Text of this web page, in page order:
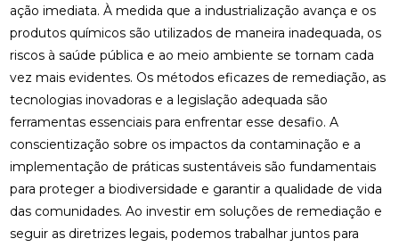
ação imediata. À medida que a industrialização avança e os
produtos químicos são utilizados de maneira inadequada, os
riscos à saúde pública e ao meio ambiente se tornam cada
vez mais evidentes. Os métodos eficazes de remediação, as
tecnologias inovadoras e a legislação adequada são
ferramentas essenciais para enfrentar esse desafio. A
conscientização sobre os impactos da contaminação e a
implementação de práticas sustentáveis são fundamentais
para proteger a biodiversidade e garantir a qualidade de vida
das comunidades. Ao investir em soluções de remediação e
seguir as diretrizes legais, podemos trabalhar juntos para